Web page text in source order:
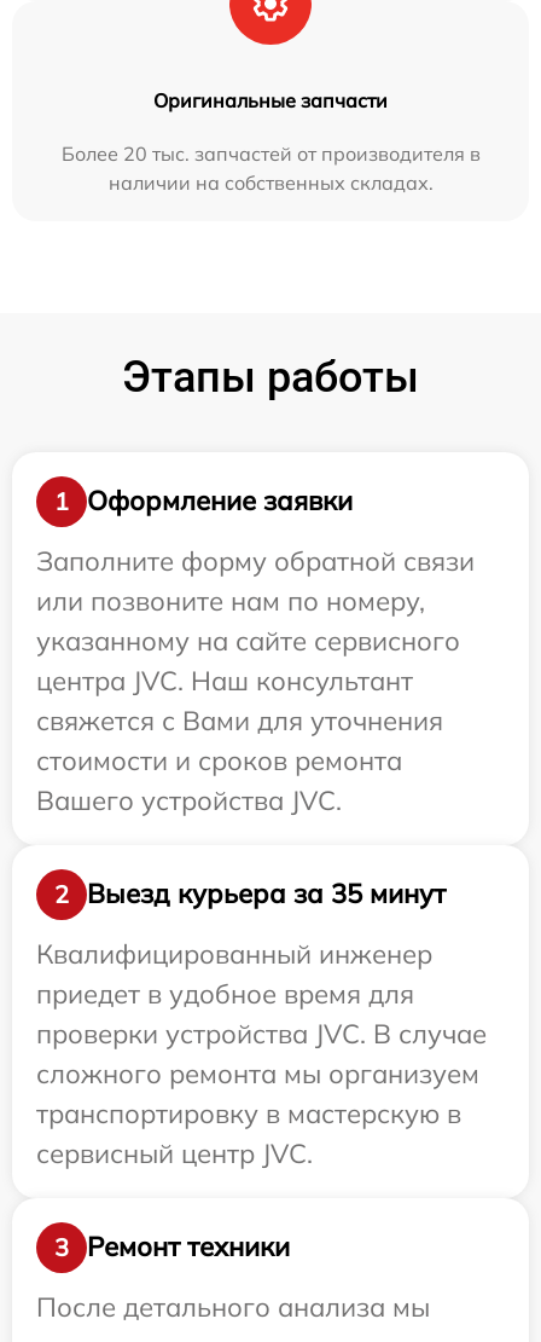
Оригинальные запчасти
Более 20 тыс. запчастей от производителя в
наличии на собственных складах.
Этапы работы
1
Оформление заявки
Заполните форму обратной связи
или позвоните нам по номеру,
указанному на сайте сервисного
центра JVC. Наш консультант
свяжется с Вами для уточнения
стоимости и сроков ремонта
Вашего устройства JVC.
2
Выезд курьера за 35 минут
Квалифицированный инженер
приедет в удобное время для
проверки устройства JVC. В случае
сложного ремонта мы организуем
транспортировку в мастерскую в
сервисный центр JVC.
3
Ремонт техники
После детального анализа мы